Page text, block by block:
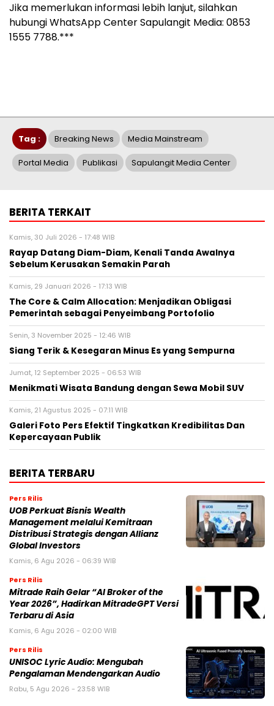
Jika memerlukan informasi lebih lanjut, silahkan
hubungi WhatsApp Center Sapulangit Media: 0853
1555 7788.***
Tag : Breaking News Media Mainstream
Portal Media Publikasi Sapulangit Media Center
BERITA TERKAIT
Kamis, 30 Juli 2026 - 17:48 WIB
Rayap Datang Diam-Diam, Kenali Tanda Awalnya
Sebelum Kerusakan Semakin Parah
Kamis, 29 Januari 2026 - 17:13 WIB
The Core & Calm Allocation: Menjadikan Obligasi
Pemerintah sebagai Penyeimbang Portofolio
Senin, 3 November 2025 - 12:46 WIB
Siang Terik & Kesegaran Minus Es yang Sempurna
Jumat, 12 September 2025 - 06:53 WIB
Menikmati Wisata Bandung dengan Sewa Mobil SUV
Kamis, 21 Agustus 2025 - 07:11 WIB
Galeri Foto Pers Efektif Tingkatkan Kredibilitas Dan
Kepercayaan Publik
BERITA TERBARU
Pers Rilis
UOB Perkuat Bisnis Wealth
Management melalui Kemitraan
Distribusi Strategis dengan Allianz
Global Investors
Kamis, 6 Agu 2026 - 06:39 WIB
Pers Rilis
Mitrade Raih Gelar “AI Broker of the
Year 2026”, Hadirkan MitradeGPT Versi
Terbaru di Asia
Kamis, 6 Agu 2026 - 02:00 WIB
Pers Rilis
UNISOC Lyric Audio: Mengubah
Pengalaman Mendengarkan Audio
Rabu, 5 Agu 2026 - 23:58 WIB